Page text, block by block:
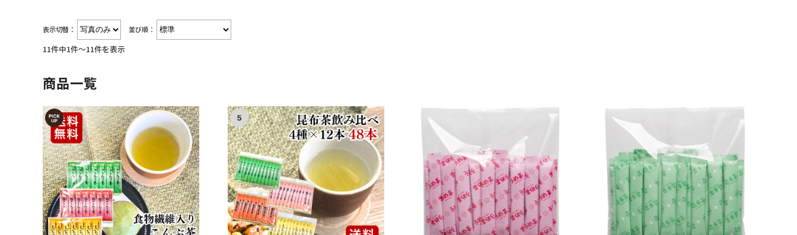
表示切替： 並び順：
11件中1件～11件を表示
商品一覧